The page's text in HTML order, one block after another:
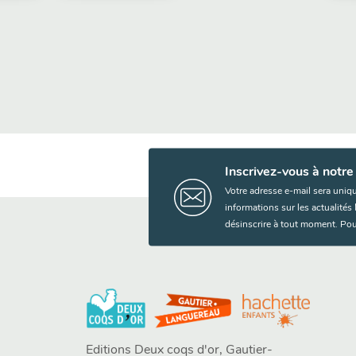
Inscrivez-vous à
Votre adresse e-mail sera
informations sur les actualités
désinscrire à tout moment.
Editions Deux coqs d'or, Gautier-